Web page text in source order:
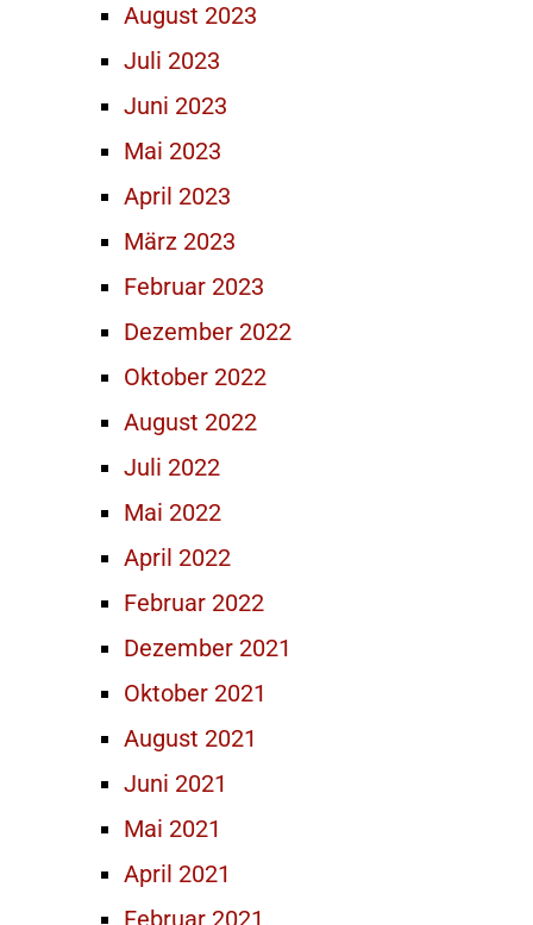
August 2023
Juli 2023
Juni 2023
Mai 2023
April 2023
März 2023
Februar 2023
Dezember 2022
Oktober 2022
August 2022
Juli 2022
Mai 2022
April 2022
Februar 2022
Dezember 2021
Oktober 2021
August 2021
Juni 2021
Mai 2021
April 2021
Februar 2021